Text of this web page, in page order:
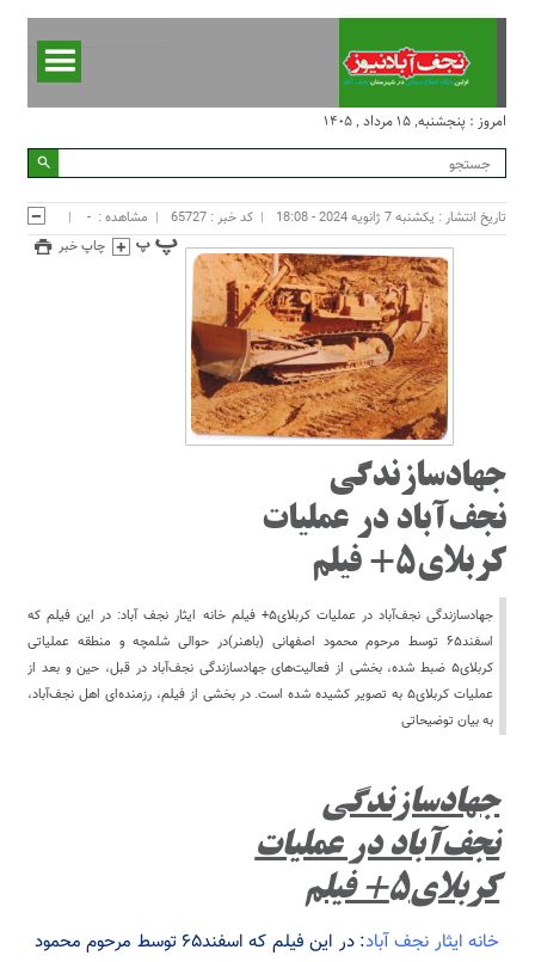
امروز : پنجشنبه, ۱۵ مرداد , ۱۴۰۵
تاریخ انتشار : یکشنبه 7 ژانویه 2024 - 18:08 کد خبر : 65727 مشاهده : -
چاپ خبر
جهادسازندگی
نجف‌آباد در عملیات
کربلای۵+ فیلم
جهادسازندگی نجف‌آباد در عملیات کربلای۵+ فیلم خانه ایثار نجف آباد: در این فیلم که
اسفند۶۵ توسط مرحوم محمود اصفهانی (باهنر)در حوالی شلمچه و منطقه عملیاتی
کربلای۵ ضبط شده، بخشی از فعالیت‌های جهاد‌سازندگی نجف‌آباد در قبل، حین و بعد از
عملیات کربلای۵ به تصویر کشیده شده است. در بخشی از فیلم، رزمنده‌ای اهل نجف‌آباد،
به بیان توضیحاتی
جهادسازندگی
نجف‌آباد در عملیات
کربلای۵+ فیلم
خانه ایثار نجف آباد
: در این فیلم که اسفند۶۵ توسط مرحوم محمود